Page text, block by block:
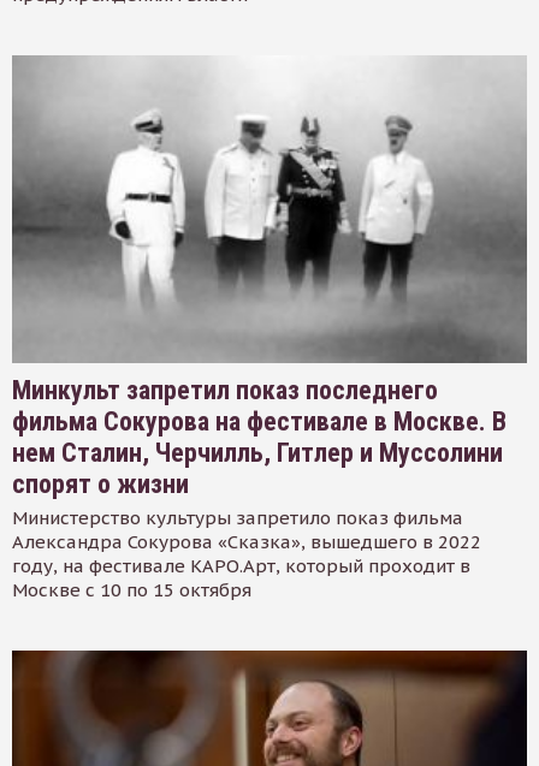
Минкульт запретил показ последнего
фильма Сокурова на фестивале в Москве. В
нем Сталин, Черчилль, Гитлер и Муссолини
спорят о жизни
Министерство культуры запретило показ фильма
Александра Сокурова «Сказка», вышедшего в 2022
году, на фестивале КАРО.Арт, который проходит в
Москве с 10 по 15 октября